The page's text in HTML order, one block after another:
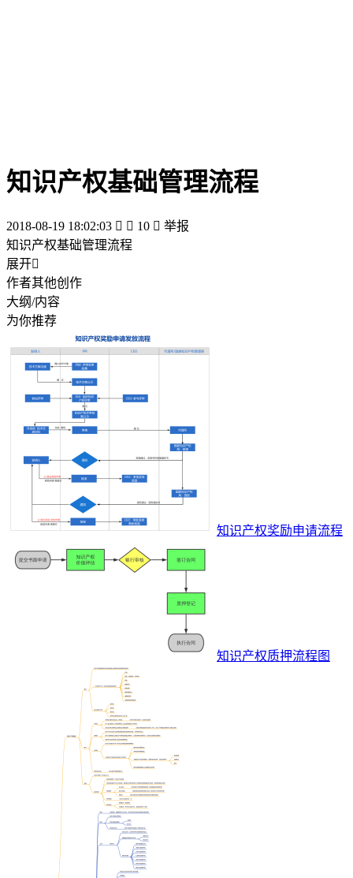
知识产权基础管理流程
2018-08-19 18:02:03   10  举报
知识产权基础管理流程
展开
作者其他创作
大纲/内容
为你推荐
知识产权奖励申请流程
知识产权质押流程图